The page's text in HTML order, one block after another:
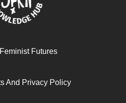
Futures
And Privacy Policy